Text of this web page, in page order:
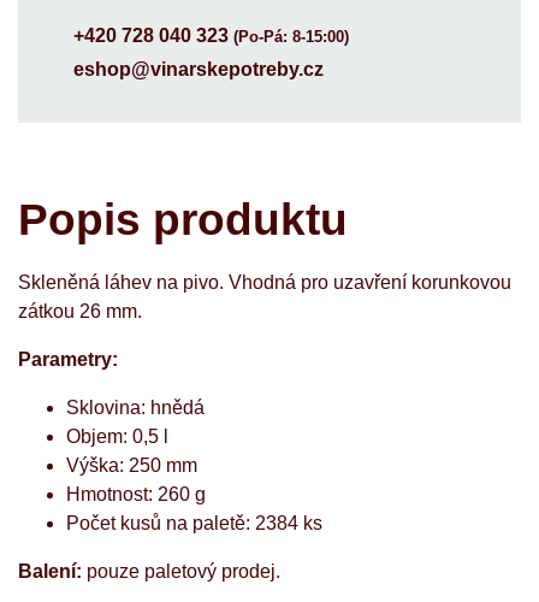
+420 728 040 323 (Po-Pá: 8-15:00)
eshop@vinarskepotreby.cz
Popis produktu
Skleněná láhev na pivo. Vhodná pro uzavření korunkovou
zátkou 26 mm.
Parametry:
Sklovina: hnědá
Objem: 0,5 l
Výška: 250 mm
Hmotnost: 260 g
Počet kusů na paletě: 2384 ks
Balení: pouze paletový prodej.